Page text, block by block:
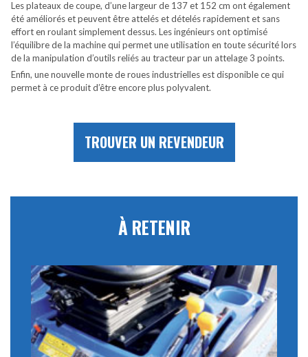
Les plateaux de coupe, d’une largeur de 137 et 152 cm ont également
été améliorés et peuvent être attelés et dételés rapidement et sans
effort en roulant simplement dessus. Les ingénieurs ont optimisé
l’équilibre de la machine qui permet une utilisation en toute sécurité lors
de la manipulation d’outils reliés au tracteur par un attelage 3 points.
Enfin, une nouvelle monte de roues industrielles est disponible ce qui
permet à ce produit d’être encore plus polyvalent.
TROUVER UN REVENDEUR
À RETENIR